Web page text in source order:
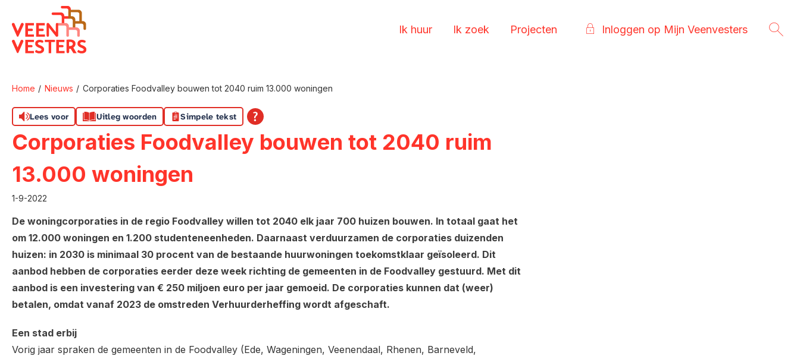
Naar hoofdinhoud
Naar hoofdnavigatiemenu
Naar zoeken
Naar de homepage
Ik huur Ik zoek Projecten Inloggen op Mijn Veenvesters
Home Nieuws Corporaties Foodvalley bouwen tot 2040 ruim 13.000 woningen
Lees voor Uitleg woorden Simpele tekst
Corporaties Foodvalley bouwen tot 2040 ruim
13.000 woningen
1-9-2022
De woningcorporaties in de regio Foodvalley willen tot 2040 elk jaar 700 huizen bouwen. In totaal gaat het
om 12.000 woningen en 1.200 studenteneenheden. Daarnaast verduurzamen de corporaties duizenden
huizen: in 2030 is minimaal 30 procent van de bestaande huurwoningen toekomstklaar geïsoleerd. Dit
aanbod hebben de corporaties eerder deze week richting de gemeenten in de Foodvalley gestuurd. Met dit
aanbod is een investering van € 250 miljoen euro per jaar gemoeid. De corporaties kunnen dat (weer)
betalen, omdat vanaf 2023 de omstreden Verhuurderheffing wordt afgeschaft.
Een stad erbij
Vorig jaar spraken de gemeenten in de Foodvalley (Ede, Wageningen, Veenendaal, Rhenen, Barneveld,